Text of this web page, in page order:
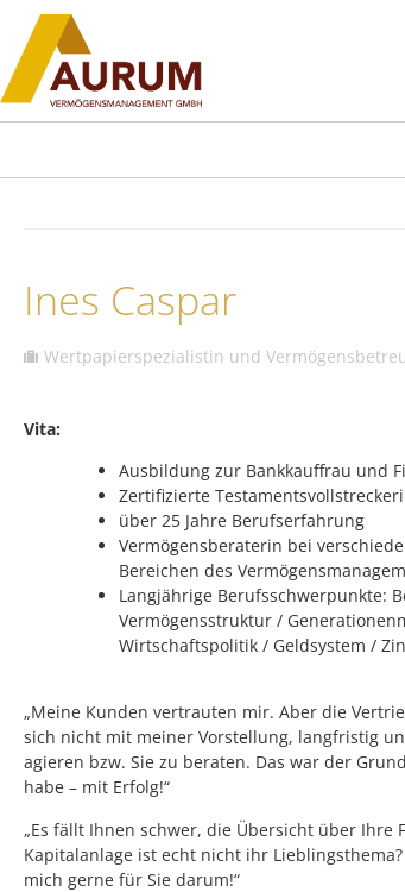
Ines Caspar
Wertpapierspezialistin und
Vita:
Ausbildung zur Bankkauffrau und
Zertifizierte
über 25 Jahre Berufserfahrung
Vermögensberaterin bei
Bereichen des
Langjährige Berufsschwerpunkte:
Vermögensstruktur /
Wirtschaftspolitik / Geldsystem /
„Meine Kunden vertrauten mir. Aber die
sich nicht mit meiner Vorstellung, langfristig
agieren bzw. Sie zu beraten. Das war der
habe – mit Erfolg!“
„Es fällt Ihnen schwer, die Übersicht über Ihre
Kapitalanlage ist echt nicht ihr
mich gerne für Sie darum!“